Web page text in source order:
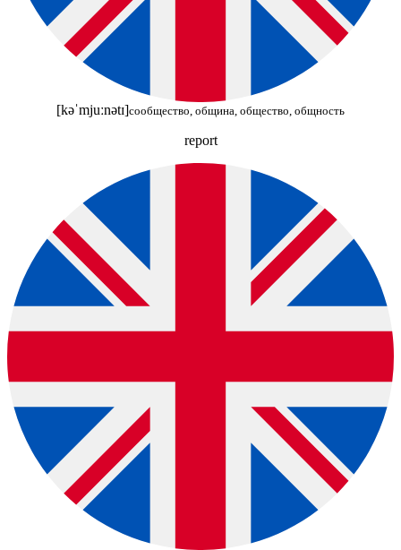
[kəˈmjuːnətɪ]сообщество, община, общество, общность
report